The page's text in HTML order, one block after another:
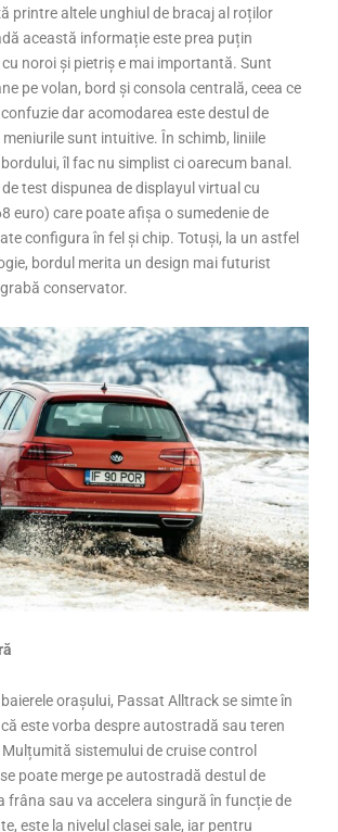
printre altele unghiul de bracaj al roților
această informație este prea puțin
noroi și pietriș e mai importantă. Sunt
pe volan, bord și consola centrală, ceea ce
dar acomodarea este destul de
sunt intuitive. În schimb, liniile
îl fac nu simplist ci oarecum banal.
test dispunea de displayul virtual cu
euro) care poate afișa o sumedenie de
configura în fel și chip. Totuși, la un astfel
bordul merita un design mai futurist
conservator.
orașului, Passat Alltrack se simte în
este vorba despre autostradă sau teren
sistemului de cruise control
poate merge pe autostradă destul de
frâna sau va accelera singură în funcție de
este la nivelul clasei sale, iar pentru